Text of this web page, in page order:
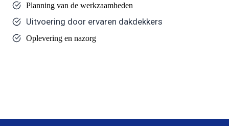
Planning van de werkzaamheden
Uitvoering door ervaren dakdekkers
Oplevering en nazorg